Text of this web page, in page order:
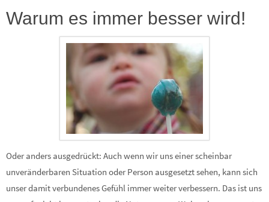
Warum es immer besser wird!
Oder anders ausgedrückt: Auch wenn wir uns einer scheinbar
unveränderbaren Situation oder Person ausgesetzt sehen, kann sich
unser damit verbundenes Gefühl immer weiter verbessern. Das ist uns